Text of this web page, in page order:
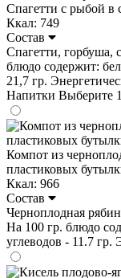
Спагетти с рыбой в
Ккал: 749
Состав
Спагетти, горбуша,
блюдо содержит:
21,7 гр.
Напитки Выберите
Компот из
пластиковых
Ккал: 966
Состав
Черноплодная
На 100 гр. блюдо
углеводов - 11.7 гр.